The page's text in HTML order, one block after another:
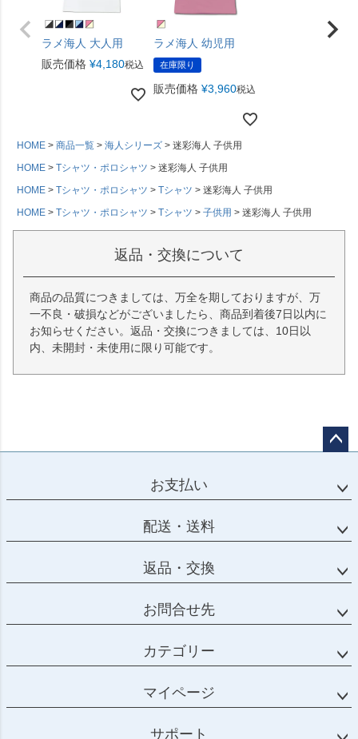
ラメ海人 大人用
販売価格 ¥4,180税込
ラメ海人 幼児用
在庫限り
販売価格 ¥3,960税込
HOME 商品一覧 海人シリーズ
迷彩海人 子供用
HOME
Tシャツ・ポロシャツ
迷彩海人 子供用
HOME
Tシャツ・ポロシャツ Tシャツ
迷彩海人 子供用
HOME
Tシャツ・ポロシャツ Tシャツ 子供用 迷彩海人 子供用
返品・交換について
商品の品質につきましては、万全を期しておりますが、万
一不良・破損などがございましたら、商品到着後7日以内に
お知らせください。返品・交換につきましては、10日以
内、未開封・未使用に限り可能です。
ップ
お支払い
配送・送料
返品・交換
お問合せ先
カテゴリー
マイページ
サポート